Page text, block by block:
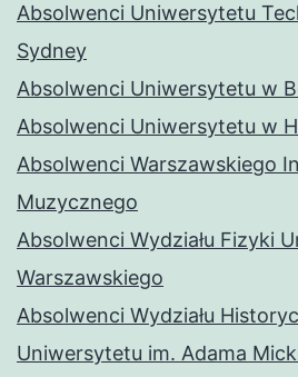
Absolwenci Uniwersytetu
Sydney
Absolwenci Uniwersytetu w
Absolwenci Uniwersytetu w
Absolwenci Warszawskiego
Muzycznego
Absolwenci Wydziału Fizyki
Warszawskiego
Absolwenci Wydziału
Uniwersytetu im. Adama